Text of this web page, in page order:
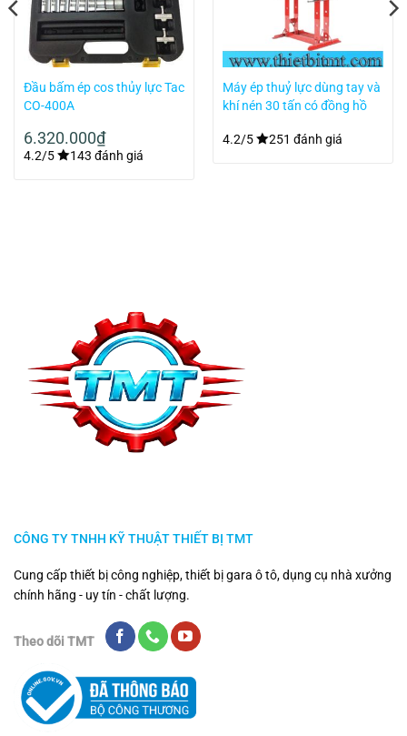
Đầu bấm ép cos thủy lực Tac
CO-400A
6.320.000₫
4.2/5 143 đánh giá
Máy ép thuỷ lực dùng tay và
khí nén 30 tấn có đồng hồ
4.2/5
251 đánh giá
CÔNG TY TNHH KỸ THUẬT THIẾT BỊ TMT
Cung cấp thiết bị công nghiệp, thiết bị gara ô tô, dụng cụ nhà xưởng
chính hãng - uy tín - chất lượng.
Theo dõi TMT